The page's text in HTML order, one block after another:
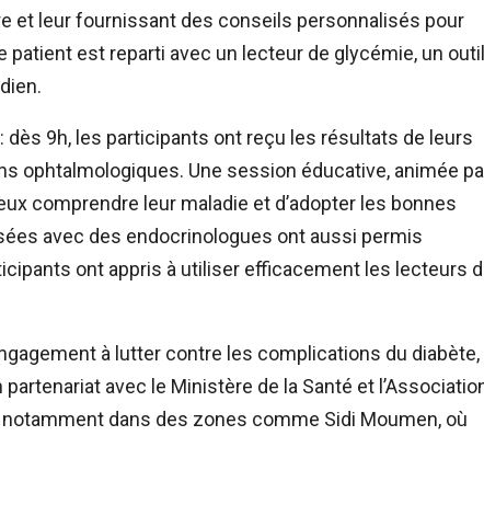
et leur fournissant des conseils personnalisés pour
est reparti avec un lecteur de glycémie, un outil
9h, les participants ont reçu les résultats de leurs
ophtalmologiques. Une session éducative, animée
comprendre leur maladie et d’adopter les bonnes
avec des endocrinologues ont aussi permis
ont appris à utiliser efficacement les lecteurs
à lutter contre les complications du diabète,
avec le Ministère de la Santé et
dans des zones comme Sidi Moumen, où